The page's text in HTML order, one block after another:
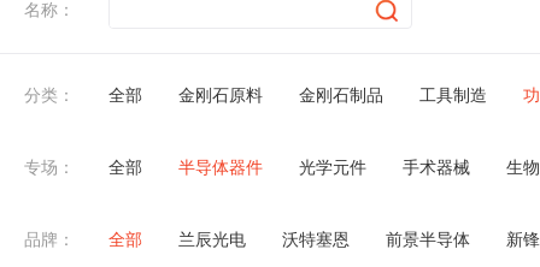
名称：
分类： 全部 金刚石原料 金刚石制品 工具制造
专场： 全部 半导体器件 光学元件 手术器械 生
品牌： 全部 兰辰光电 沃特塞恩 前景半导体 新